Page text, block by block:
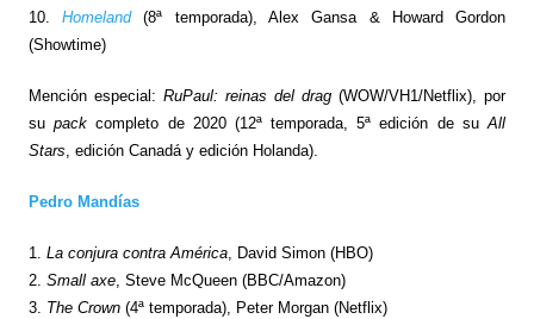
10.Homeland(8ª temporada), Alex Gansa & Howard Gordon
(Showtime)
Mención especial: RuPaul: reinas del drag (WOW/VH1/Netflix), por
supack completo de 2020 (12ª temporada, 5ª edición de suAll
Stars, edición Canadá y edición Holanda).
Pedro Mandías
1. La conjura contra América, David Simon (HBO)
2. Small axe, Steve McQueen (BBC/Amazon)
3. The Crown(4ª temporada), Peter Morgan (Netflix)